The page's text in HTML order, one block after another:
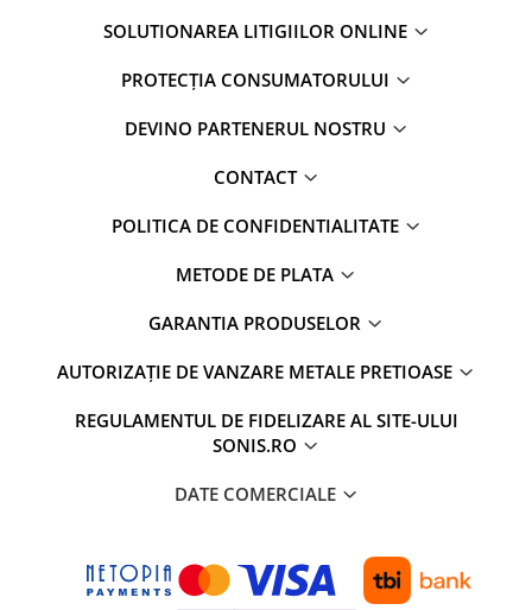
SOLUTIONAREA LITIGIILOR ONLINE
PROTECȚIA CONSUMATORULUI
DEVINO PARTENERUL NOSTRU
CONTACT
POLITICA DE CONFIDENTIALITATE
METODE DE PLATA
GARANTIA PRODUSELOR
AUTORIZAȚIE DE VANZARE METALE PRETIOASE
REGULAMENTUL DE FIDELIZARE AL SITE-ULUI
SONIS.RO
DATE COMERCIALE